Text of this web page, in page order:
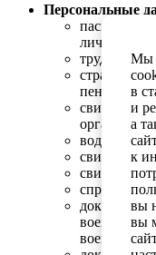
Персональные
паспорт
личность);
трудовая
страховое
орган и
справка из
документы
военную
Мы
в
и
а
к
вы
вы